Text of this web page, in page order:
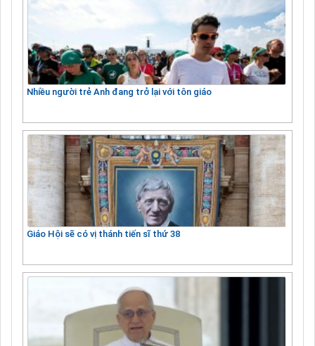
Nhiều người trẻ Anh đang trở lại với tôn giáo
Giáo Hội sẽ có vị thánh tiến sĩ thứ 38